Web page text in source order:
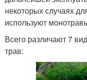
некоторых случаях
используют
Всего различают 7
трав: